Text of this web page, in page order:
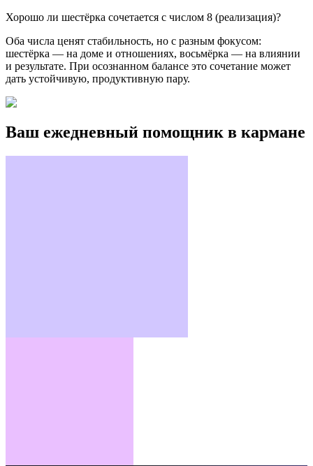
Хорошо ли шестёрка сочетается с числом 8 (реализация)?
Оба числа ценят стабильность, но с разным фокусом:
шестёрка — на доме и отношениях, восьмёрка — на влиянии
и результате. При осознанном балансе это сочетание может
дать устойчивую, продуктивную пару.
Ваш ежедневный помощник в кармане